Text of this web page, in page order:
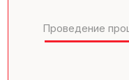
Проведение